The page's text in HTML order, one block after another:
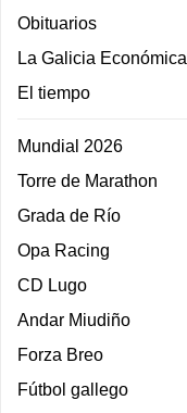
Obituarios
La Galicia Económica
El tiempo
Mundial 2026
Torre de Marathon
Grada de Río
Opa Racing
CD Lugo
Andar Miudiño
Forza Breo
Fútbol gallego